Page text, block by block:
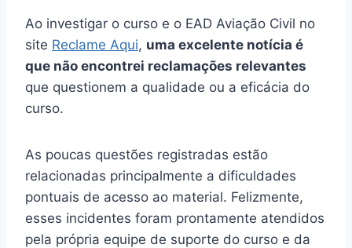
Ao investigar o curso e o EAD Aviação Civil no
site Reclame Aqui, uma excelente notícia é
que não encontrei reclamações relevantes
que questionem a qualidade ou a eficácia do
curso.
As poucas questões registradas estão
relacionadas principalmente a dificuldades
pontuais de acesso ao material. Felizmente,
esses incidentes foram prontamente atendidos
pela própria equipe de suporte do curso e da